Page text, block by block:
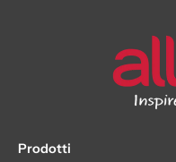
Prodotti